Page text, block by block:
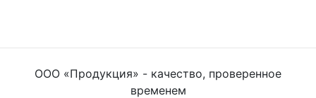
ООО «Продукция» - качество, проверенное
временем